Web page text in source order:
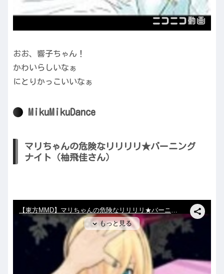
おお、響子ちゃん！
かわいらしいなぁ
にとりかっこいいなぁ
MikuMikuDance
マリちゃんの危険なリリリリ★バーニング
ナイト（柚飛佳さん）